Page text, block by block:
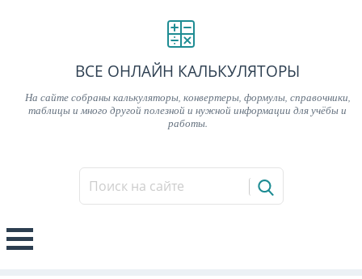
ВСЕ ОНЛАЙН КАЛЬКУЛЯТОРЫ
На сайте собраны калькуляторы, конвертеры, формулы, справочники,
таблицы и много другой полезной и нужной информации для учёбы и
работы.